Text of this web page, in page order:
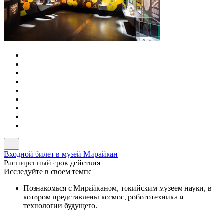
Входной билет в музей Мирайкан
Расширенный срок действия
Исследуйте в своем темпе
Познакомься с Мирайканом, токийским музеем науки, в
котором представлены космос, робототехника и
технологии будущего.